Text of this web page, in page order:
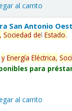
al carrito
San Antonio
Sociedad delEstado.
y Energía Eléctrica,
para
al carrito